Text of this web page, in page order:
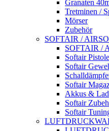
Granaten
Tretminen /
Mörser
Zubehör
SOFTAIR /
SOFTAIR /
Softair
Softair
Softair
Akkus &
Softair
Softair